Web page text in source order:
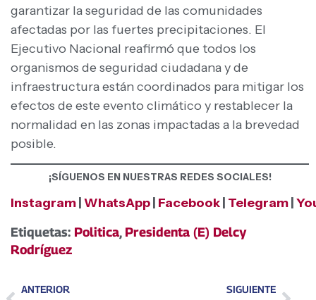
garantizar la seguridad de las comunidades
afectadas por las fuertes precipitaciones. El
Ejecutivo Nacional reafirmó que todos los
organismos de seguridad ciudadana y de
infraestructura están coordinados para mitigar los
efectos de este evento climático y restablecer la
normalidad en las zonas impactadas a la brevedad
posible.
¡SÍGUENOS EN NUESTRAS REDES SOCIALES!
Instagram WhatsApp Facebook Telegram
Etiquetas: Politica, Presidenta (E) Delcy
Rodríguez
ANTERIOR SIGUIENTE